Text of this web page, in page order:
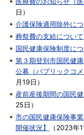
日 ）
介護保険適用除外に
葬祭費の支給について
国民健康保険制度に
第３期登別市国民健
公募（パブリックコ
月19日 ）
産前産後期間の国民
25日 ）
市の国民健康保険事
開催状況】
（2023年